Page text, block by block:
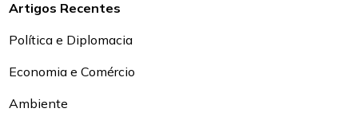
Artigos Recentes
Política e Diplomacia
Economia e Comércio
Ambiente